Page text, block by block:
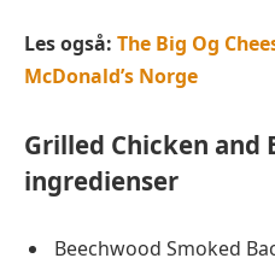
Les også: The Big Og
McDonald’s Norge
Grilled Chicken and
ingredienser
Beechwood Smoked